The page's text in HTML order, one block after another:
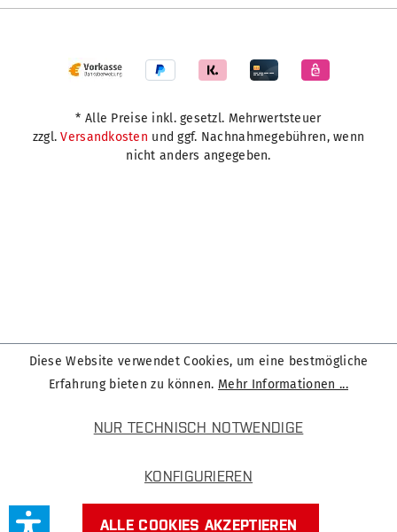
* Alle Preise inkl. gesetzl. Mehrwertsteuer
zzgl.Versandkosten und ggf. Nachnahmegebühren, wenn
nicht anders angegeben.
Diese Website verwendet Cookies, um eine bestmögliche
Erfahrung bieten zu können. Mehr Informationen ...
NUR TECHNISCH NOTWENDIGE
KONFIGURIEREN
ALLE COOKIES AKZEPTIEREN